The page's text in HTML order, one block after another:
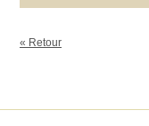
« Retour